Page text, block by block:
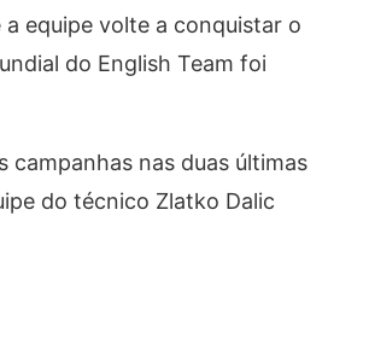
equipe volte a conquistar o
do English Team foi
campanhas nas duas últimas
do técnico Zlatko Dalic